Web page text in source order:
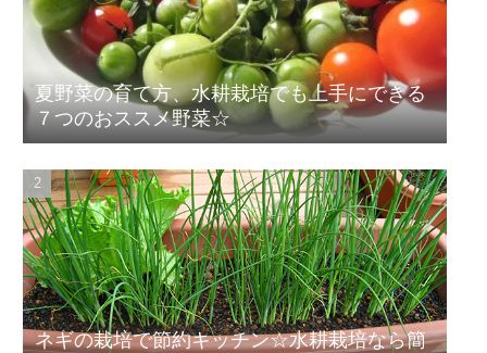
夏野菜の育て方、水耕栽培でも上手にできる
７つのおススメ野菜☆
ネギの栽培で節約キッチン☆水耕栽培なら簡